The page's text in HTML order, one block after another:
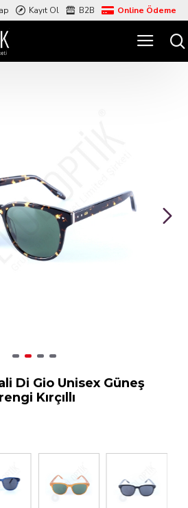
Kayıt Ol B2B Online Ödeme
Di Gio Unisex Güneş
Kırçıllı